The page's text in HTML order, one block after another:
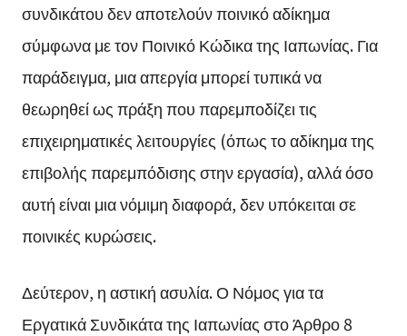
συνδικάτου δεν αποτελούν ποινικό αδίκημα
σύμφωνα με τον Ποινικό Κώδικα της Ιαπωνίας. Για
παράδειγμα, μια απεργία μπορεί τυπικά να
θεωρηθεί ως πράξη που παρεμποδίζει τις
επιχειρηματικές λειτουργίες (όπως το αδίκημα της
επιβολής παρεμπόδισης στην εργασία), αλλά όσο
αυτή είναι μια νόμιμη διαφορά, δεν υπόκειται σε
ποινικές κυρώσεις.
Δεύτερον, η αστική ασυλία. Ο Νόμος για τα
Εργατικά Συνδικάτα της Ιαπωνίας στο Άρθρο 8